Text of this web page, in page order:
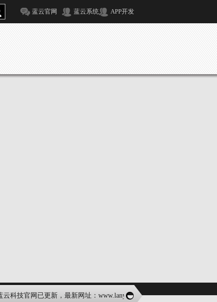
蓝云官网 蓝云系统 APP开发
科技官网已更新，最新网址：www.lanyunone.com;请前往最新官网获取